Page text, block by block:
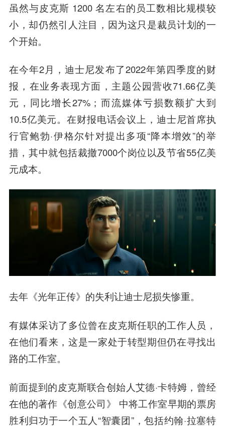
虽然与皮克斯 1200 名左右的员工数相比规模较
小，却仍然引人注目，因为这只是裁员计划的一
个开始。
在今年2月，迪士尼发布了2022年第四季度的财
报，在业务表现方面，主题公园营收71.66亿美
元，同比增长27%；而流媒体亏损数额扩大到
10.5亿美元。在财报电话会议上，迪士尼首席执
行官鲍勃·伊格尔针对提出多项“降本增效”的举
措，其中就包括裁撤7000个岗位以及节省55亿美
元成本。
去年《光年正传》的失利让迪士尼损失惨重。
有媒体采访了多位曾在皮克斯任职的工作人员，
在他们看来，这是一家处于转型期但仍在寻找出
路的工作室。
前面提到的皮克斯联合创始人艾德·卡特姆，曾经
在他的著作《创意公司》 中将工作室早期的票房
胜利归功于一个五人“智囊团”，包括约翰·拉塞特